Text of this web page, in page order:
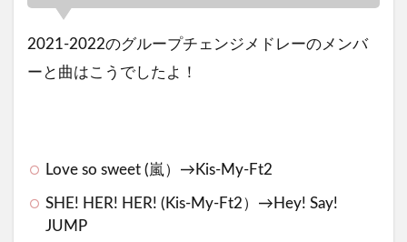
2021-2022のグループチェンジメドレーのメンバ
ーと曲はこうでしたよ！
Love so sweet (嵐）→Kis-My-Ft2
SHE! HER! HER! (Kis-My-Ft2）→Hey! Say!
JUMP